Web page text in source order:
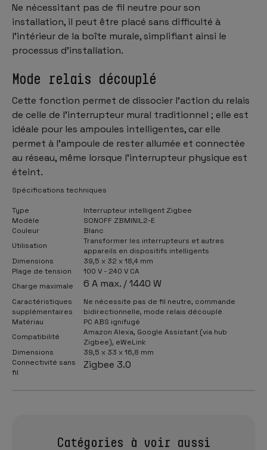
Ne nécessitant pas de fil neutre pour son
installation, il peut être placé sans difficulté à
l’intérieur de la boîte murale, simplifiant ainsi le
processus d’installation.
Mode relais découplé
Cette fonction permet de dissocier l’action du relais
de celle de l’interrupteur mural traditionnel ; elle est
idéale pour les ampoules intelligentes, car elle
permet à l’ampoule de rester allumée et connectée
au réseau, même lorsque l’interrupteur physique est
éteint.
Spécifications techniques
Type
Interrupteur intelligent Zigbee
Modèle
SONOFF ZBMINIL2-E
Couleur
Blanc
Utilisation
Transformer les interrupteurs et autres
appareils en dispositifs intelligents
Dimensions
39,5 x 32 x 18,4 mm
Plage de tension
100 V - 240 V CA
Charge maximale
6 A max. / 1440 W
Caractéristiques
supplémentaires
Ne nécessite pas de fil neutre, commande
bidirectionnelle, mode relais découplé
Matériau
PC ABS ignifugé
Compatibilité
Amazon Alexa, Google Assistant (via hub
Zigbee), eWeLink
Dimensions
39,5 x 33 x 16,8 mm
Connectivité sans
fil
Zigbee 3.0
Catégories à voir aussi